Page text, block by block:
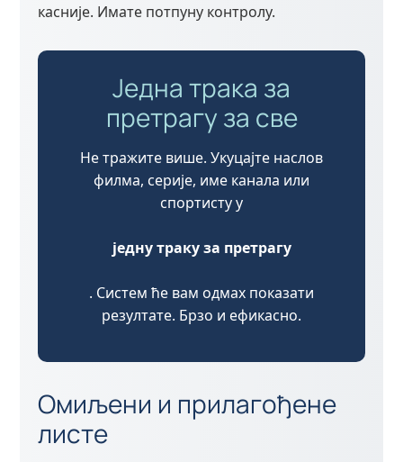
касније. Имате потпуну контролу.
Једна трака за
претрагу за све
Не тражите више. Укуцајте наслов
филма, серије, име канала или
спортисту у
једну траку за претрагу
. Систем ће вам одмах показати
резултате. Брзо и ефикасно.
Омиљени и прилагођене
листе